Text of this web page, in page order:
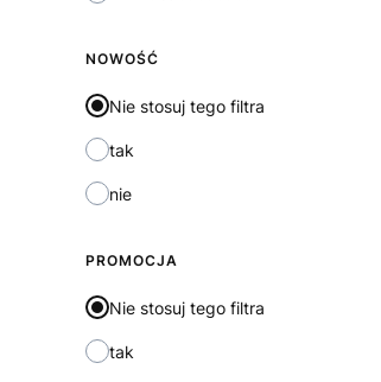
NOWOŚĆ
Nie stosuj tego filtra
tak
nie
PROMOCJA
Nie stosuj tego filtra
tak